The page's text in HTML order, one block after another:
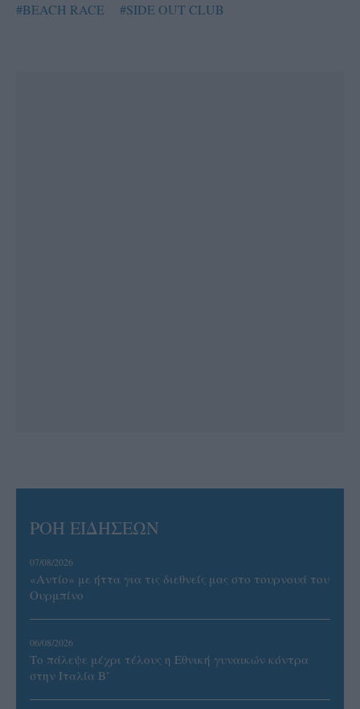
#BEACH RACE #SIDE OUT CLUB
ΡΟΗ ΕΙΔΗΣΕΩΝ
07/08/2026
«Αντίο» με ήττα για τις διεθνείς μας στο τουρνουά του
Ουρμπίνο
06/08/2026
Το πάλεψε μέχρι τέλους η Εθνική γυναικών κόντρα
στην Ιταλία Β’